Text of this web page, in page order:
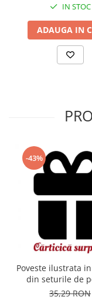
IN STOC
ADAUGA IN
-43%
Poveste ilustrata
din seturile de
Usborne
35,29 RON